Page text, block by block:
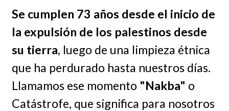
Se cumplen 73 años desde el inicio de
la expulsión de los palestinos desde
su tierra, luego de una limpieza étnica
que ha perdurado hasta nuestros días.
Llamamos ese momento "Nakba" o
Catástrofe, que significa para nosotros